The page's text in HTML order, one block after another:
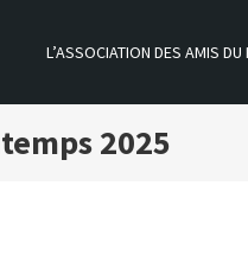
FORÊT D'ORIENT
L’ASSOCIATION DES AMIS DU
2025